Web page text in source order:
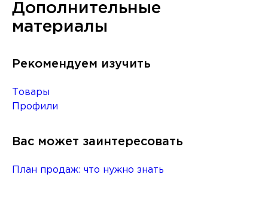
Дополнительные
материалы
Рекомендуем изучить
Товары
Профили
Вас может заинтересовать
План продаж: что нужно знать